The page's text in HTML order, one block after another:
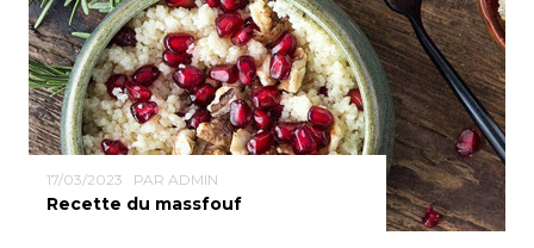
17/03/2023 PAR ADMIN
Recette du massfouf